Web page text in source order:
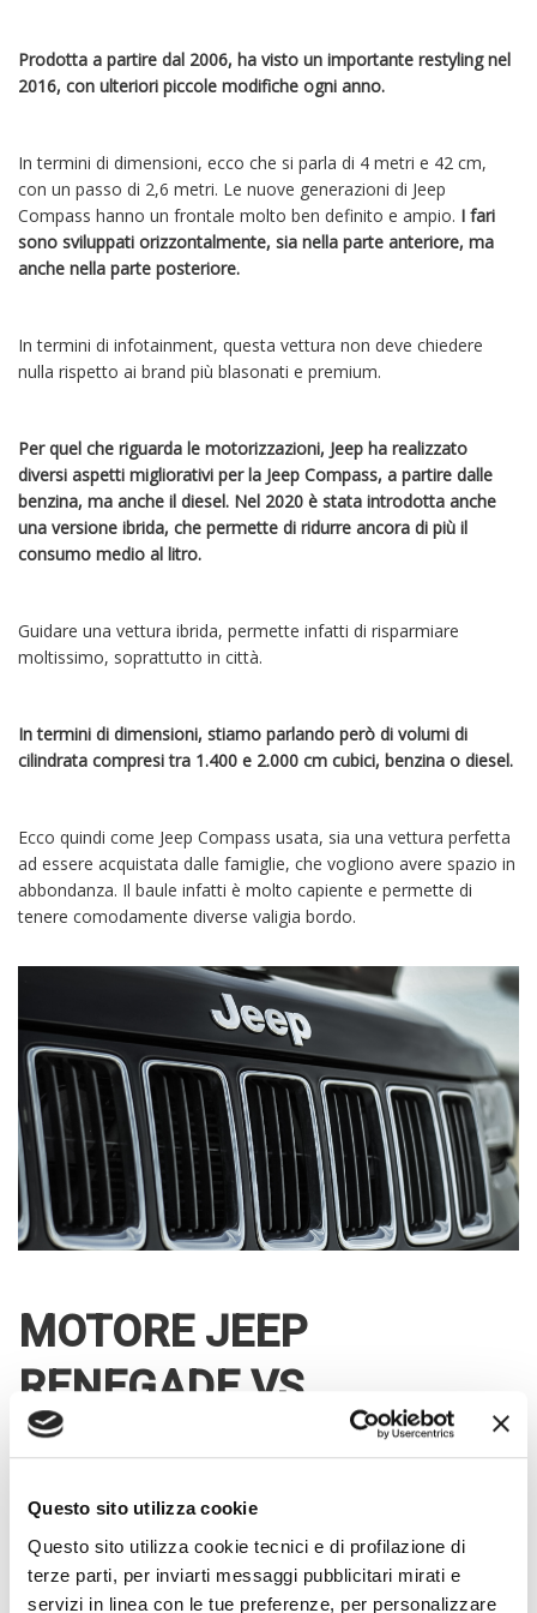
Questo sito utilizza cookie
Questo sito utilizza cookie tecnici e di profilazione di
terze parti, per inviarti messaggi pubblicitari mirati e
servizi in linea con le tue preferenze, per personalizzare
Prodotta a partire dal 2006, ha visto un importante restyling nel
2016, con ulteriori piccole modifiche ogni anno.
In termini di dimensioni, ecco che si parla di 4 metri e 42 cm,
con un passo di 2,6 metri. Le nuove generazioni di Jeep
Compass hanno un frontale molto ben definito e ampio. I fari
sono sviluppati orizzontalmente, sia nella parte anteriore, ma
anche nella parte posteriore.
In termini di infotainment, questa vettura non deve chiedere
nulla rispetto ai brand più blasonati e premium.
Per quel che riguarda le motorizzazioni, Jeep ha realizzato
diversi aspetti migliorativi per la Jeep Compass, a partire dalle
benzina, ma anche il diesel. Nel 2020 è stata introdotta anche
una versione ibrida, che permette di ridurre ancora di più il
consumo medio al litro.
Guidare una vettura ibrida, permette infatti di risparmiare
moltissimo, soprattutto in città.
In termini di dimensioni, stiamo parlando però di volumi di
cilindrata compresi tra 1.400 e 2.000 cm cubici, benzina o diesel.
Ecco quindi come Jeep Compass usata, sia una vettura perfetta
ad essere acquistata dalle famiglie, che vogliono avere spazio in
abbondanza. Il baule infatti è molto capiente e permette di
tenere comodamente diverse valigia bordo.
MOTORE JEEP
RENEGADE VS
COMPASS
Se vogliamo fare un confronto tra la Jeep Compass e Jeep
Ultimamente sono state introdotte, in entrambi i casi, le